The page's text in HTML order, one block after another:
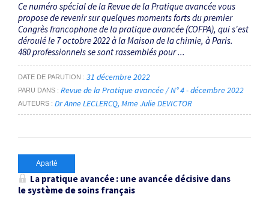
Ce numéro spécial de la Revue de la Pratique avancée vous
propose de revenir sur quelques moments forts du premier
Congrès francophone de la pratique avancée (COFPA), qui s'est
déroulé le 7 octobre 2022 à la Maison de la chimie, à Paris.
480 professionnels se sont rassemblés pour ...
DATE DE PARUTION 31 décembre 2022
PARU DANS Revue de la Pratique avancée / N° 4 - décembre 2022
AUTEURS Dr Anne LECLERCQ Mme Julie DEVICTOR
Aparté
La pratique avancée : une avancée décisive dans
le système de soins français